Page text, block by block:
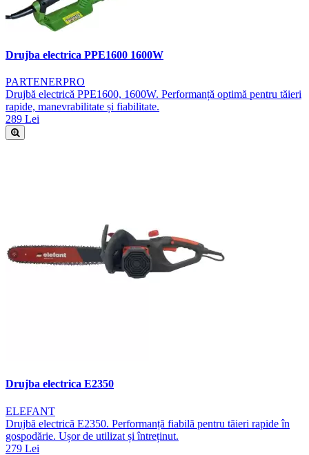
Drujba electrica PPE1600 1600W
PARTENERPRO
Drujbă electrică PPE1600, 1600W. Performanță optimă pentru tăieri
rapide, manevrabilitate și fiabilitate.
289 Lei
Drujba electrica E2350
ELEFANT
Drujbă electrică E2350. Performanță fiabilă pentru tăieri rapide în
gospodărie. Ușor de utilizat și întreținut.
279 Lei